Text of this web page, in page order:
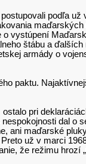
podľa
vystúpení
štábu a
armády o
paktu.
pri
dal o
ani maďarské
už v marci
že režimu hrozí